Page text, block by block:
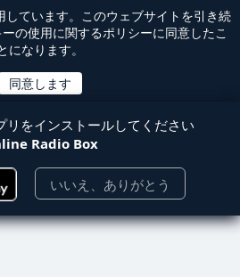
しています。このウェブサイトを引き続
の使用に関するポリシーに同意したこ
になります。
リをインストールしてください
Radio Box
いいえ、ありがとう